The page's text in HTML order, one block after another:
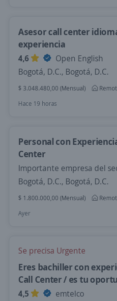
Asesor call center
experiencia
4,6
Open English
Bogotá, D.C., Bogotá, D.C.
$ 3.048.480,00 (Mensual)
Hace 19 horas
Personal con
Center
Importante empresa del
Bogotá, D.C., Bogotá, D.C.
$ 1.800.000,00 (Mensual)
Ayer
Se precisa Urgente
Eres bachiller con
Call Center / es tu
4,5
emtelco